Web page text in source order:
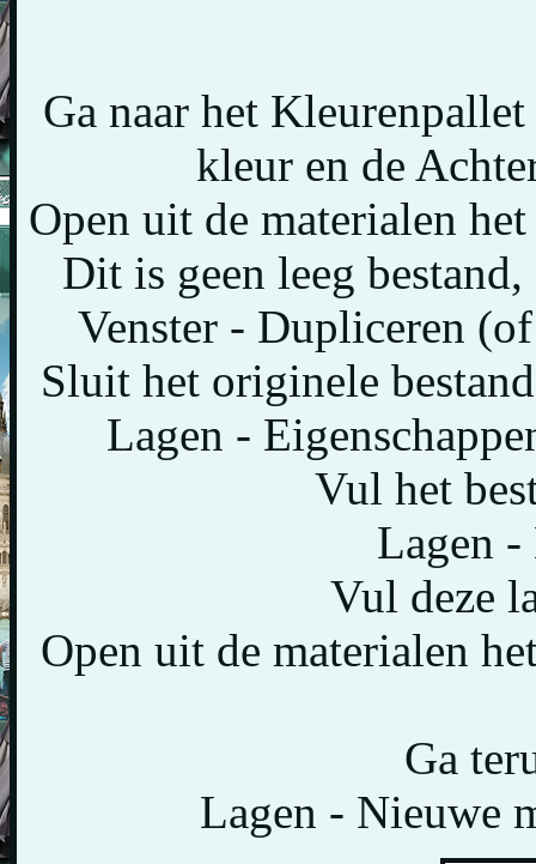
Ga naar het
kleur en de
Open uit de materialen
Dit is geen leeg
Venster - Dupliceren
Sluit het originele
Lagen -
Vul het
Lagen -
Vul deze
Open uit de materialen
Ga
Lagen - Nieuwe